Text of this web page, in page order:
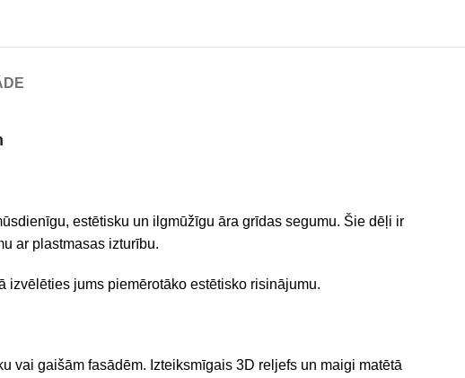
estētisku un ilgmūžīgu āra grīdas segumu. Šie dēļi ir
ar plastmasas izturību.
izvēlēties jums piemērotāko estētisko risinājumu.
vai gaišām fasādēm. Izteiksmīgais 3D reljefs un maigi matētā